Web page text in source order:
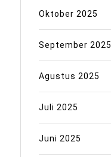
Oktober 2025
September 2025
Agustus 2025
Juli 2025
Juni 2025